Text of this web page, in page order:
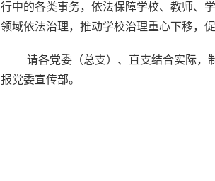
行中的各类事务，依法保障学校、教师、
领域依法治理，推动学校治理重心下移，
请各党委（总支）、直支结合实际，
报党委宣传部。